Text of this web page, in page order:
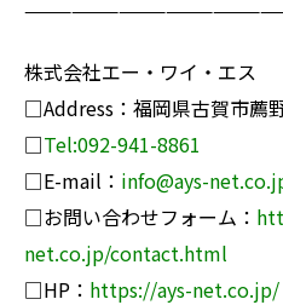
株式会社エー・ワイ・エス
□Address：福岡県古賀市薦
□Tel:092-941-8861
□E-mail： info@ays-
□お問い合わせフォーム：
net.co.jp/contact.html
□HP： https://ays-net.co.jp/